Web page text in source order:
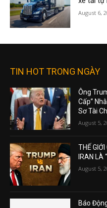
August 6,
TIN HOT TRONG NGÀY
Ông
Cấp”
Sơ Tài
August 5,
THẾ
IRAN LÀ
August 5,
Báo